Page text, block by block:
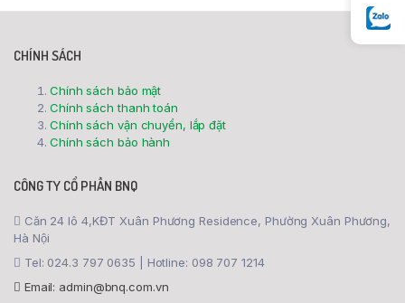
CHÍNH SÁCH
Chính sách bảo mật
Chính sách thanh toán
Chính sách vận chuyển, lắp đặt
Chính sách bảo hành
CÔNG TY CỔ PHẦN BNQ
Căn 24 lô 4,KĐT Xuân Phương Residence, Phường Xuân Phương,
Hà Nội
Tel: 024.3 797 0635 | Hotline: 098 707 1214
Email: admin@bnq.com.vn